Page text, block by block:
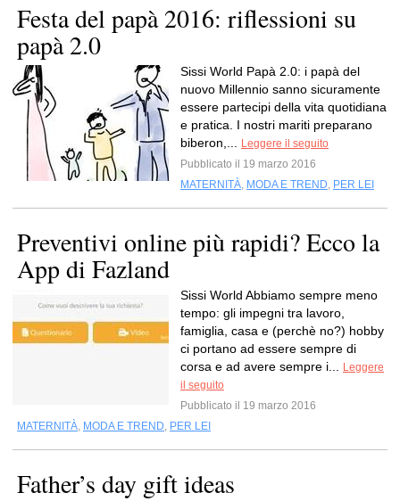
Festa del papà 2016: riflessioni su
papà 2.0
Sissi World Papà 2.0: i papà del
nuovo Millennio sanno sicuramente
essere partecipi della vita quotidiana
e pratica. I nostri mariti preparano
biberon,...
Leggere il seguito
Pubblicato il 19 marzo 2016
MATERNITÀ, MODA E TREND, PER LEI
Preventivi online più rapidi? Ecco la
App di Fazland
Sissi World Abbiamo sempre meno
tempo: gli impegni tra lavoro,
famiglia, casa e (perchè no?) hobby
ci portano ad essere sempre di
corsa e ad avere sempre i...
Leggere
il seguito
Pubblicato il 19 marzo 2016
MATERNITÀ, MODA E TREND, PER LEI
Father’s day gift ideas